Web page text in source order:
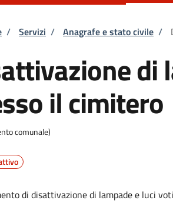
di pane
/ Servizi / Anagrafe e stato civile /
di
il cimitero
comunale)
di disattivazione di lampade e luci